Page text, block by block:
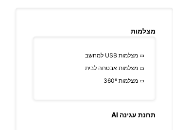
מצלמות
מצלמות USB למחשב
מצלמות אבטחה לבית
מצלמות 360º
תחנת עגינה AI